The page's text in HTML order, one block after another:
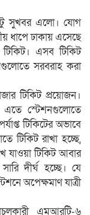
সুখবর এলো। যোগ
ধাপে ঢাকায় এসেছে
এসব টিকিট
সরবরাহ করা
টিকিট প্রয়োজন।
এতে স্টেশনগুলোতে
টিকিটের অভাবে
টিকিট রাখা হচ্ছে,
যাওয়া টিকিট আবার
দীর্ঘ হচ্ছে। যে
অপেক্ষমাণ যাত্রী
এমআরটি-৬